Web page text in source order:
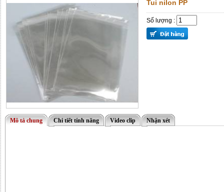
Tui nilon PP
Số lượng :
Mô tả chung Chi tiết tính năng Video clip Nhận xét